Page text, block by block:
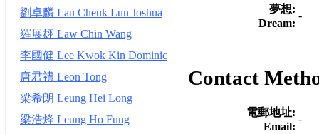
夢想:
Dream:
-
Contact
電郵地址:
Email:
-
劉卓麟 Lau Cheuk Lun Joshua
羅展翃 Law Chin Wang
李國健 Lee Kwok Kin Dominic
唐君禮 Leon Tong
梁希朗 Leung Hei Long
梁浩烽 Leung Ho Fung